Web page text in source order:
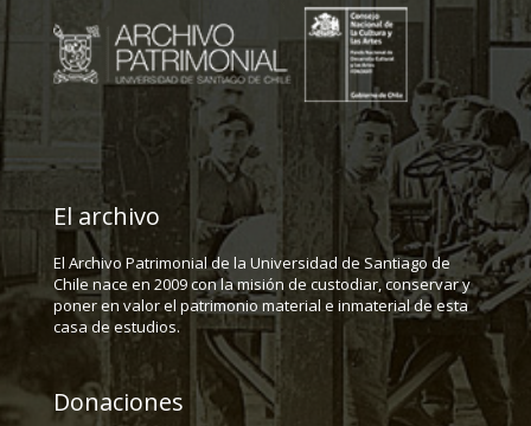
El archivo
El Archivo Patrimonial de la Universidad de Santiago de
Chile nace en 2009 con la misión de custodiar, conservar y
poner en valor el patrimonio material e inmaterial de esta
casa de estudios.
Donaciones